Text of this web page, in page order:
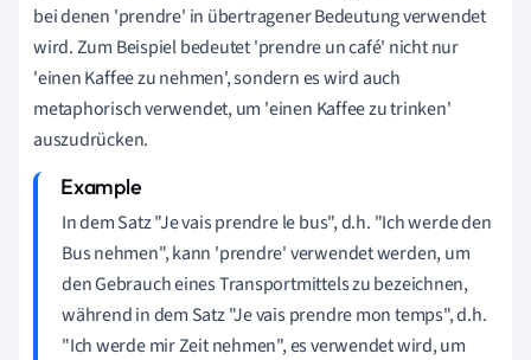
bei denen 'prendre' in übertragener Bedeutung verwendet
wird. Zum Beispiel bedeutet 'prendre un café' nicht nur
'einen Kaffee zu nehmen', sondern es wird auch
metaphorisch verwendet, um 'einen Kaffee zu trinken'
auszudrücken.
In dem Satz "Je vais prendre le bus", d.h. "Ich werde den
Bus nehmen", kann 'prendre' verwendet werden, um
den Gebrauch eines Transportmittels zu bezeichnen,
während in dem Satz "Je vais prendre mon temps", d.h.
"Ich werde mir Zeit nehmen", es verwendet wird, um